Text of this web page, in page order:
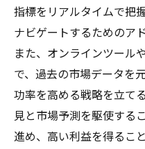
指標をリアルタイムで把
ナビゲートするためのア
また、オンラインツール
で、過去の市場データを
功率を高める戦略を立て
見と市場予測を駆使する
進め、高い利益を得るこ